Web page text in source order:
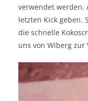
verwendet werden.
letzten Kick geben.
die schnelle
uns von Wiberg